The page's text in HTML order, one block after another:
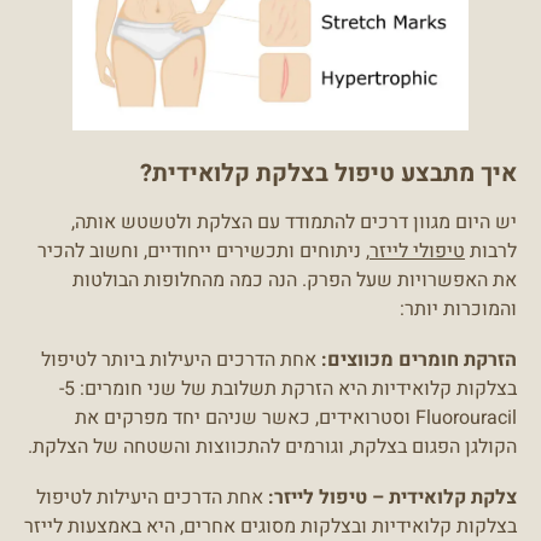
איך מתבצע טיפול בצלקת קלואידית?
יש היום מגוון דרכים להתמודד עם הצלקת ולטשטש אותה,
לרבות טיפולי לייזר, ניתוחים ותכשירים ייחודיים, וחשוב להכיר
את האפשרויות שעל הפרק. הנה כמה מהחלופות הבולטות
והמוכרות יותר:
הזרקת חומרים מכווצים: אחת הדרכים היעילות ביותר לטיפול
בצלקות קלואידיות היא הזרקת תשלובת של שני חומרים: 5-
Fluorouracil וסטרואידים, כאשר שניהם יחד מפרקים את
הקולגן הפגום בצלקת, וגורמים להתכווצות והשטחה של הצלקת.
צלקת קלואידית – טיפול לייזר: אחת הדרכים היעילות לטיפול
בצלקות קלואידיות ובצלקות מסוגים אחרים, היא באמצעות לייזר